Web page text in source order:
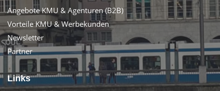
Angebote KMU & Agenturen (B2B)
Vorteile KMU & Werbekunden
Newsletter
Partner
Links